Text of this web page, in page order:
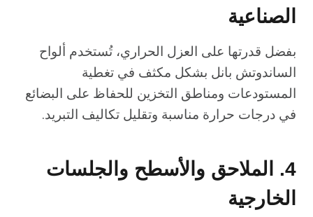
الصناعية
بفضل قدرتها على العزل الحراري، تُستخدم ألواح
الساندوتش بانل بشكل مكثف في تغطية
المستودعات ومناطق التخزين للحفاظ على البضائع
في درجات حرارة مناسبة وتقليل تكاليف التبريد.
4. الملاحق والأسطح والجلسات
الخارجية